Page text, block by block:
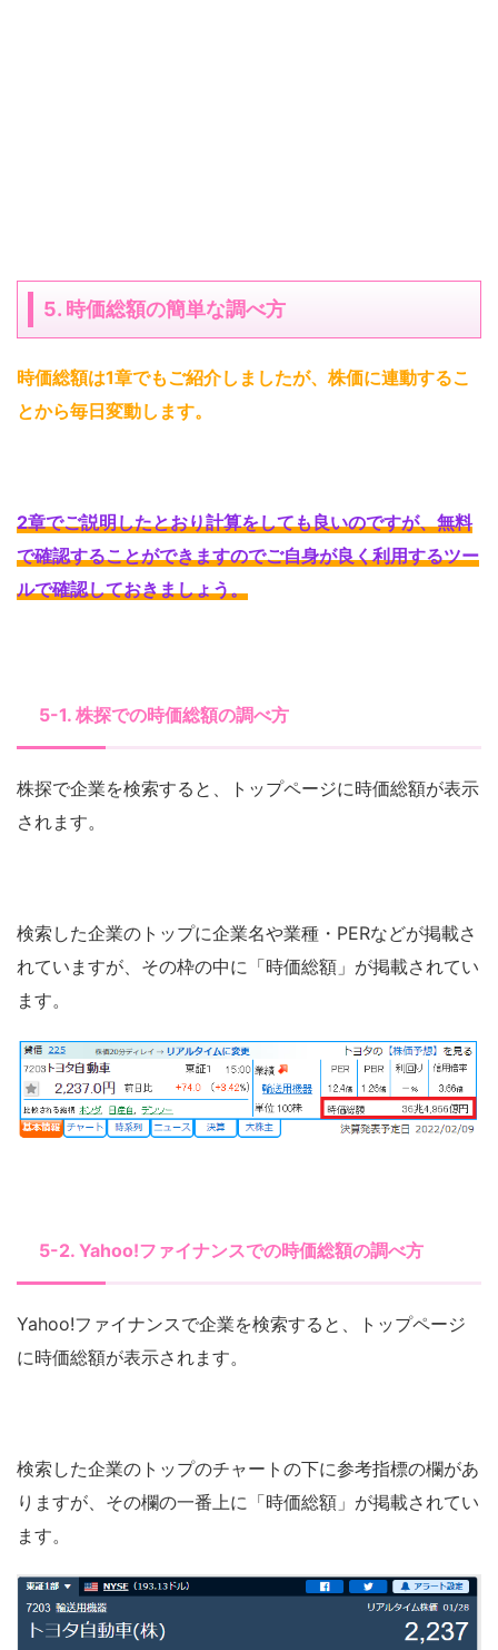
5. 時価総額の簡単な調べ方
時価総額は1章でもご紹介しましたが、株価に連動するこ
とから毎日変動します。
2章でご説明したとおり計算をしても良いのですが、無料
で確認することができますのでご自身が良く利用するツー
ルで確認しておきましょう。
5-1. 株探での時価総額の調べ方
株探で企業を検索すると、トップページに時価総額が表示
されます。
検索した企業のトップに企業名や業種・PERなどが掲載さ
れていますが、その枠の中に「時価総額」が掲載されてい
ます。
5-2. Yahoo!ファイナンスでの時価総額の調べ方
Yahoo!ファイナンスで企業を検索すると、トップページ
に時価総額が表示されます。
検索した企業のトップのチャートの下に参考指標の欄があ
りますが、その欄の一番上に「時価総額」が掲載されてい
ます。